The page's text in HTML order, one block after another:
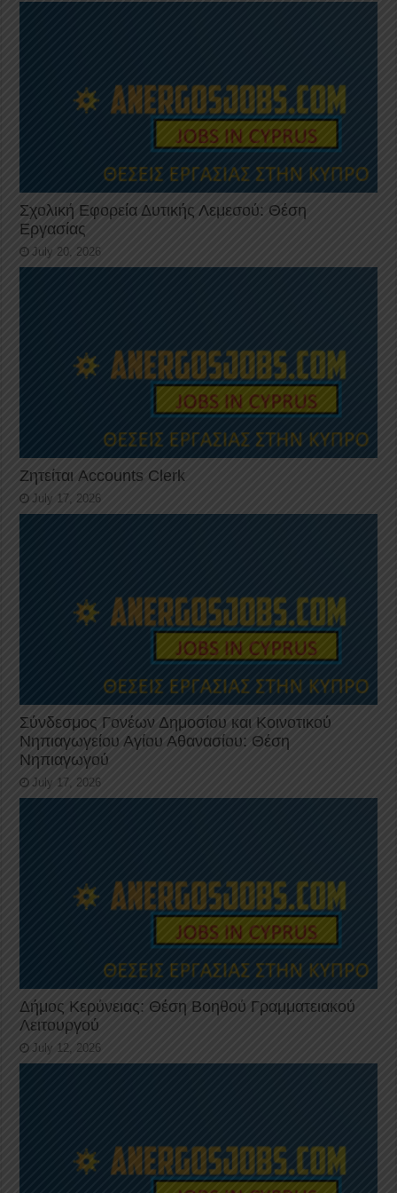
Σχολική Εφορεία Δυτικής Λεμεσού: Θέση
Εργασίας
July 20, 2026
Ζητείται Accounts Clerk
July 17, 2026
Σύνδεσμος Γονέων Δημοσίου και Κοινοτικού
Νηπιαγωγείου Αγίου Αθανασίου: Θέση
Νηπιαγωγού
July 17, 2026
Δήμος Κερύνειας: Θέση Βοηθού Γραμματειακού
Λειτουργού
July 12, 2026